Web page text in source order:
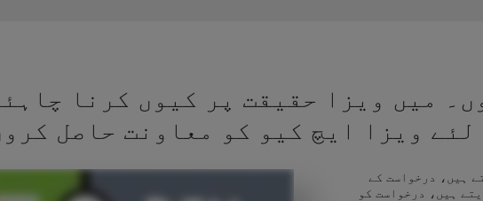
میں ویزا حقیقت پر کیوں کرنا
لئے ویزا ایچ کیو کو معاونت حاصل
ہیں، درخواست کے
ہیں، درخواست کو